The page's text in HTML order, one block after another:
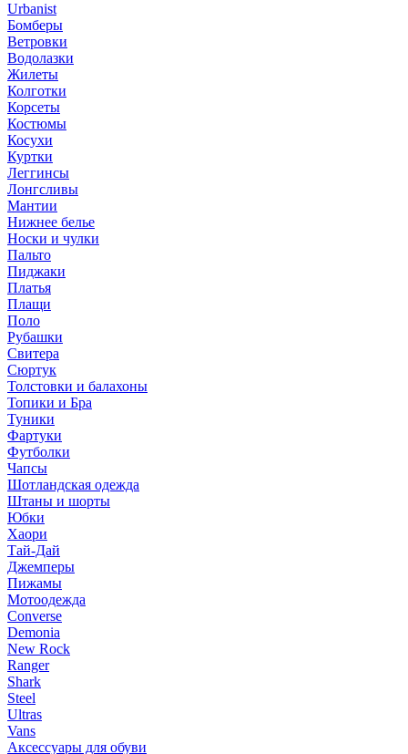
Urbanist
Бомберы
Ветровки
Водолазки
Жилеты
Колготки
Корсеты
Костюмы
Косухи
Куртки
Леггинсы
Лонгсливы
Мантии
Нижнее белье
Носки и чулки
Пальто
Пиджаки
Платья
Плащи
Поло
Рубашки
Свитера
Сюртук
Толстовки и балахоны
Топики и Бра
Туники
Фартуки
Футболки
Чапсы
Шотландская одежда
Штаны и шорты
Юбки
Хаори
Тай-Дай
Джемперы
Пижамы
Мотоодежда
Converse
Demonia
New Rock
Ranger
Shark
Steel
Ultras
Vans
Аксессуары для обуви